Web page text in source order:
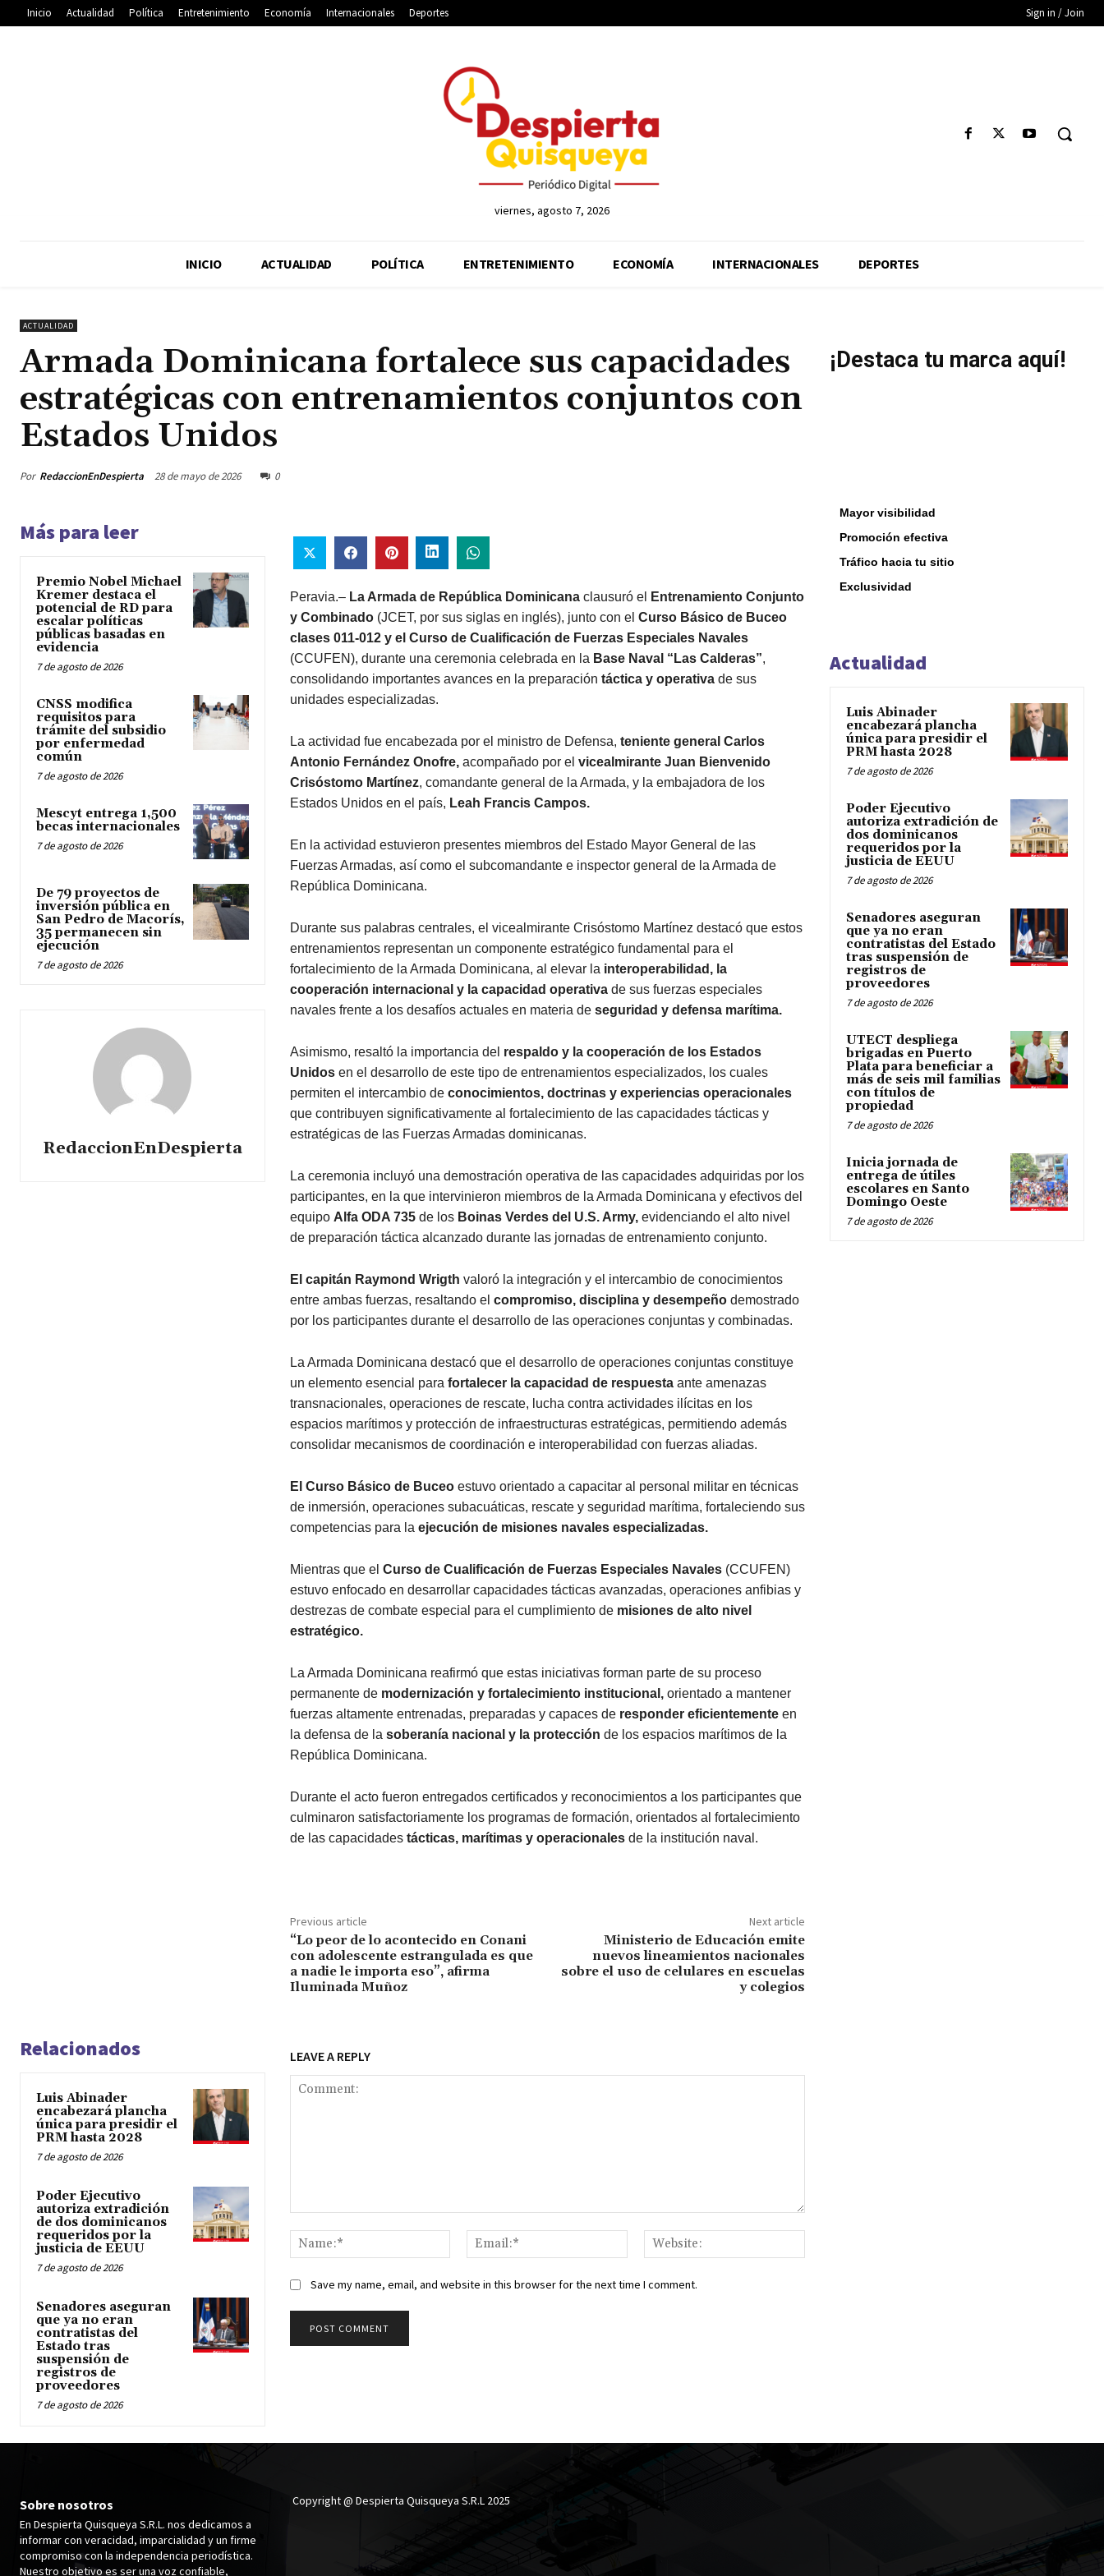
Inicio Actualidad Política Entretenimiento Economía Internacionales Deportes Sign in / Join
viernes, agosto 7, 2026
INICIO ACTUALIDAD POLÍTICA ENTRETENIMIENTO ECONOMÍA INTERNACIONALES DEPORTES
ACTUALIDAD
Armada Dominicana fortalece sus capacidades
estratégicas con entrenamientos conjuntos con
Estados Unidos
Por RedaccionEnDespierta 28 de mayo de 2026 0
Más para leer
Premio Nobel Michael
Kremer destaca el
potencial de RD para
escalar políticas
públicas basadas en
evidencia
7 de agosto de 2026
CNSS modifica
requisitos para
trámite del subsidio
por enfermedad
común
7 de agosto de 2026
Mescyt entrega 1,500
becas internacionales
7 de agosto de 2026
De 79 proyectos de
inversión pública en
San Pedro de Macorís,
35 permanecen sin
ejecución
7 de agosto de 2026
RedaccionEnDespierta
Peravia.– La Armada de República Dominicana clausuró el
Entrenamiento Conjunto
y Combinado(JCET, por sus siglas en inglés), junto con el Curso Básico de Buceo
clases 011-012 y el Curso de Cualificación de Fuerzas Especiales Navales
(CCUFEN), durante una ceremonia celebrada en la Base Naval “Las Calderas”,
consolidando importantes avances en la preparación táctica y operativade sus
unidades especializadas.
La actividad fue encabezada por el ministro de Defensa, teniente general Carlos
Antonio Fernández Onofre, acompañado por el vicealmirante Juan Bienvenido
Crisóstomo Martínez, comandante general de la Armada, y la embajadora de los
Estados Unidos en el país, Leah Francis Campos.
En la actividad estuvieron presentes miembros del Estado Mayor General de las
Fuerzas Armadas, así como el subcomandante e inspector general de la Armada de
República Dominicana.
Durante sus palabras centrales, el vicealmirante Crisóstomo Martínez destacó que estos
entrenamientos representan un componente estratégico fundamental para el
fortalecimiento de la Armada Dominicana, al elevar la interoperabilidad, la
cooperación internacional y la capacidad operativade sus fuerzas especiales
navales frente a los desafíos actuales en materia de seguridad y defensa marítima.
Asimismo, resaltó la importancia del respaldo y la cooperación de los Estados
Unidosen el desarrollo de este tipo de entrenamientos especializados, los cuales
permiten el intercambio de conocimientos, doctrinas y experiencias operacionales
que contribuyen significativamente al fortalecimiento de las capacidades tácticas y
estratégicas de las Fuerzas Armadas dominicanas.
La ceremonia incluyó una demostración operativa de las capacidades adquiridas por los
participantes, en la que intervinieron miembros de la Armada Dominicana y efectivos del
equipo Alfa ODA 735de los Boinas Verdes del U.S. Army,evidenciando el alto nivel
de preparación táctica alcanzado durante las jornadas de entrenamiento conjunto.
El capitán Raymond Wrigth valoró la integración y el intercambio de conocimientos
entre ambas fuerzas, resaltando el compromiso, disciplina y desempeñodemostrado
por los participantes durante el desarrollo de las operaciones conjuntas y combinadas.
La Armada Dominicana destacó que el desarrollo de operaciones conjuntas constituye
un elemento esencial para fortalecer la capacidad de respuestaante amenazas
transnacionales, operaciones de rescate, lucha contra actividades ilícitas en los
espacios marítimos y protección de infraestructuras estratégicas, permitiendo además
consolidar mecanismos de coordinación e interoperabilidad con fuerzas aliadas.
El Curso Básico de Buceoestuvo orientado a capacitar al personal militar en técnicas
de inmersión, operaciones subacuáticas, rescate y seguridad marítima, fortaleciendo sus
competencias para la ejecución de misiones navales especializadas.
Mientras que el Curso de Cualificación de Fuerzas Especiales Navales(CCUFEN)
estuvo enfocado en desarrollar capacidades tácticas avanzadas, operaciones anfibias y
destrezas de combate especial para el cumplimiento de misiones de alto nivel
estratégico.
La Armada Dominicana reafirmó que estas iniciativas forman parte de su proceso
permanente de modernización y fortalecimiento institucional, orientado a mantener
fuerzas altamente entrenadas, preparadas y capaces de responder eficientementeen
la defensa de la soberanía nacional y la protección de los espacios marítimos de la
República Dominicana.
Durante el acto fueron entregados certificados y reconocimientos a los participantes que
culminaron satisfactoriamente los programas de formación, orientados al fortalecimiento
de las capacidades tácticas, marítimas y operacionalesde la institución naval.
Previous article
“Lo peor de lo acontecido en Conani
con adolescente estrangulada es que
a nadie le importa eso”, afirma
Iluminada Muñoz
Next article
Ministerio de Educación emite
nuevos lineamientos nacionales
sobre el uso de celulares en escuelas
y colegios
Relacionados
Luis Abinader
encabezará plancha
única para presidir el
PRM hasta 2028
7 de agosto de 2026
Poder Ejecutivo
autoriza extradición
de dos dominicanos
requeridos por la
justicia de EEUU
7 de agosto de 2026
Senadores aseguran
que ya no eran
contratistas del
Estado tras
suspensión de
registros de
proveedores
7 de agosto de 2026
LEAVE A REPLY
Name:*
Email:*
Save my name, email, and website in this browser for the next time I comment.
¡Destaca tu marca aquí!
Mayor visibilidad
Promoción efectiva
Tráfico hacia tu sitio
Exclusividad
Actualidad
Luis Abinader
encabezará plancha
única para presidir el
PRM hasta 2028
7 de agosto de 2026
Poder Ejecutivo
autoriza extradición de
dos dominicanos
requeridos por la
justicia de EEUU
7 de agosto de 2026
Senadores aseguran
que ya no eran
contratistas del Estado
tras suspensión de
registros de
proveedores
7 de agosto de 2026
UTECT despliega
brigadas en Puerto
Plata para beneficiar a
más de seis mil familias
con títulos de
propiedad
7 de agosto de 2026
Inicia jornada de
entrega de útiles
escolares en Santo
Domingo Oeste
7 de agosto de 2026
Sobre nosotros
En Despierta Quisqueya S.R.L. nos dedicamos a
informar con veracidad, imparcialidad y un firme
compromiso con la independencia periodística.
Nuestro objetivo es ser una voz confiable,
Copyright @ Despierta Quisqueya S.R.L 2025